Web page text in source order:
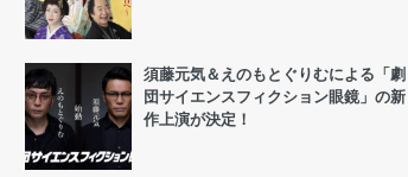
須藤元気＆えのもとぐりむによる「劇
団サイエンスフィクション眼鏡」の新
作上演が決定！